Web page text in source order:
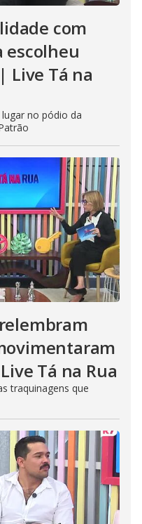
com
escolheu
Live Tá na
no pódio da
Tá na Rua
traquinagens que